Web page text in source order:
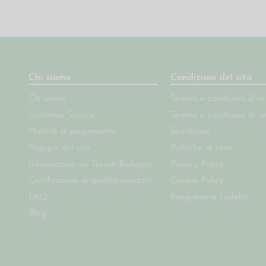
Chi siamo
Chi siamo
Customer Service
Metodi di pagamento
Mappa del sito
Informazioni sui Tessuti Biologici
Certificazioni di qualità prodotti
FAQ
Blog
Condizioni del sito
Termini e condizioni d'
Termini e condizioni di
Spedizioni
Politiche di reso
Privacy Policy
Cookie Policy
Programma Fedeltà